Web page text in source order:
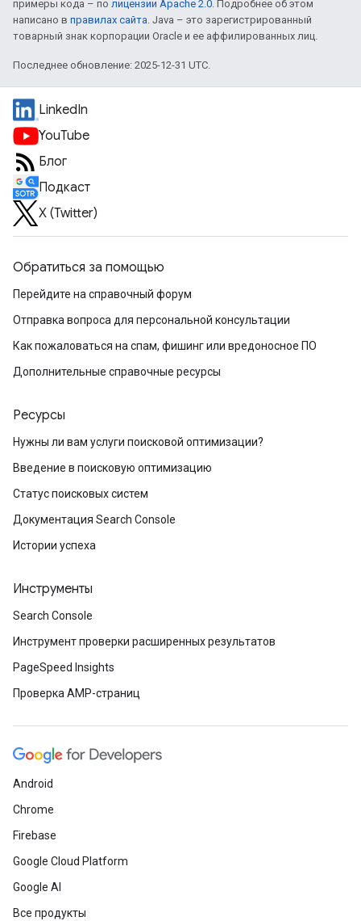
примеры кода – по лицензии Apache 2.0. Подробнее об этом
написано в правилах сайта. Java – это зарегистрированный
товарный знак корпорации Oracle и ее аффилированных лиц.
Последнее обновление: 2025-12-31 UTC.
LinkedIn
YouTube
Блог
Подкаст
X (Twitter)
Обратиться за помощью
Перейдите на справочный форум
Отправка вопроса для персональной консультации
Как пожаловаться на спам, фишинг или вредоносное ПО
Дополнительные справочные ресурсы
Ресурсы
Нужны ли вам услуги поисковой оптимизации?
Введение в поисковую оптимизацию
Статус поисковых систем
Документация Search Console
Истории успеха
Инструменты
Search Console
Инструмент проверки расширенных результатов
PageSpeed Insights
Проверка AMP-страниц
Android
Chrome
Firebase
Google Cloud Platform
Google AI
Все продукты